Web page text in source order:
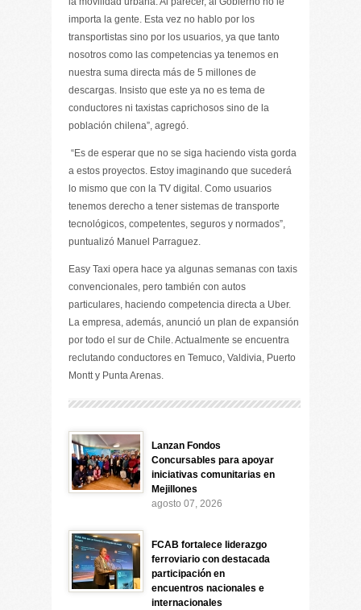
importa la gente. Esta vez no hablo por los
transportistas sino por los usuarios, ya que tanto
nosotros como las competencias ya tenemos en
nuestra suma directa más de 5 millones de
descargas. Insisto que este ya no es tema de
conductores ni taxistas caprichosos sino de la
población chilena”, agregó.
“Es de esperar que no se siga haciendo vista gorda
a estos proyectos. Estoy imaginando que sucederá
lo mismo que con la TV digital. Como usuarios
tenemos derecho a tener sistemas de transporte
tecnológicos, competentes, seguros y normados”,
puntualizó Manuel Parraguez.
Easy Taxi opera hace ya algunas semanas con taxis
convencionales, pero también con autos
particulares, haciendo competencia directa a Uber.
La empresa, además, anunció un plan de expansión
por todo el sur de Chile. Actualmente se encuentra
reclutando conductores en Temuco, Valdivia, Puerto
Montt y Punta Arenas.
Lanzan Fondos
Concursables para apoyar
iniciativas comunitarias en
Mejillones
agosto 07, 2026
FCAB fortalece liderazgo
ferroviario con destacada
participación en
encuentros nacionales e
internacionales